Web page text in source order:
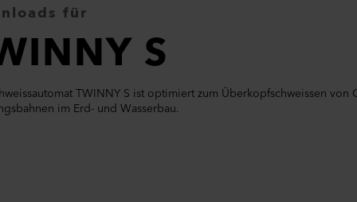
für
S
TWINNY S ist optimiert zum Überkopfschweissen
im Erd- und Wasserbau.